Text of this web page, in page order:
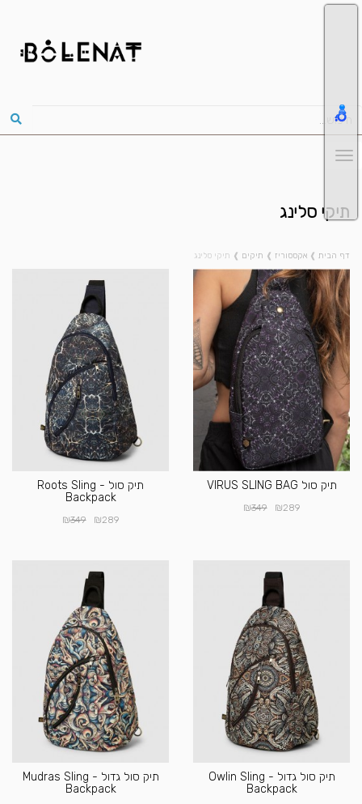
תיקי סלינג
דף הבית ❱ אקססוריז ❱ תיקים ❱ תיקי סלינג
תיק סול VIRUS SLING BAG
₪289
₪349
תיק סול - Roots Sling
Backpack
₪289
₪349
תיק סול גדול - Owlin Sling
Backpack
תיק סול גדול - Mudras Sling
Backpack